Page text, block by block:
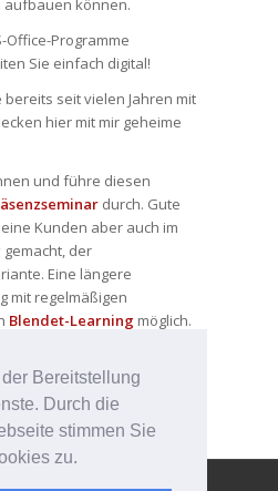
Bereitstellung
Durch die
stimmen Sie
zu.
können.
Office-Programme
Sie einfach digital!
seit vielen Jahren mit
hier mit mir geheime
und führe diesen
durch. Gute
Kunden aber auch im
gemacht, der
Eine längere
mit regelmäßigen
Blendet-Learning möglich.